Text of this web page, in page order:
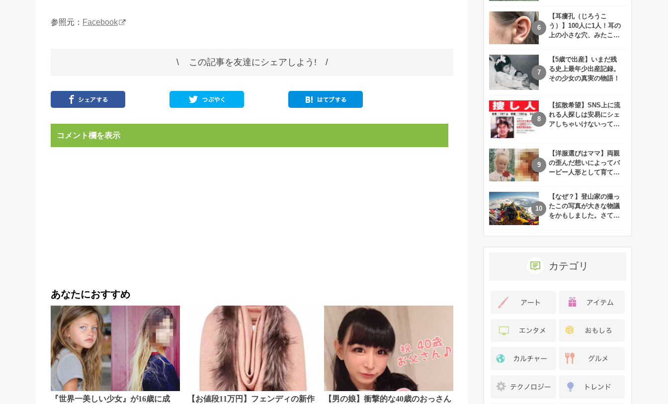
参照元： Facebook
この記事を友達にシェアしよう! /
コメント欄を表示
あなたにおすすめ
『世界一美しい少女』が16歳に成 【お値段11万円】フェンディの新作 【男の娘】衝撃的な40歳のおっさん
【耳瘻孔（じろうこ
う）】100人に1人！耳の
上の小さな穴、みたこと
【5歳で出産】いまだ残
る史上最年少出産記録。
その少女の真実の物語！
【拡散希望】SNS上に流
れる人探しは安易にシェ
アしちゃいけないって知
【洋服選びはママ】両親
の歪んだ想いによってバ
ービー人形として育てら
【なぜ？】登山家の撮っ
たこの写真が大きな物議
をかもしました。さて、
カテゴリ